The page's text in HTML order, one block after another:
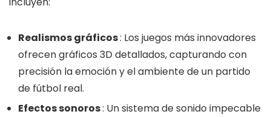
Realismos gráficos: Los juegos más innovadores
ofrecen gráficos 3D detallados, capturando con
precisión la emoción y el ambiente de un partido
de fútbol real.
Efectos sonoros: Un sistema de sonido impecable